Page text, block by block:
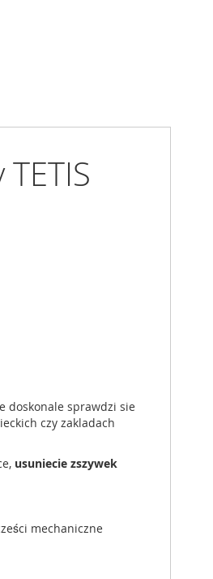
doskonale sprawdzi sie
czy zakladach
usuniecie zszywek
mechaniczne